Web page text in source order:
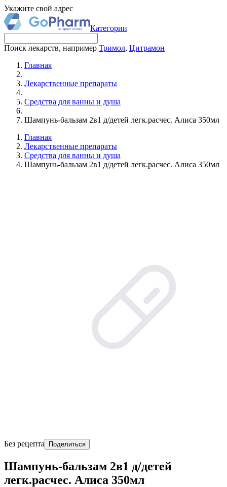
Укажите свой адрес
Категории
Поиск лекарств, например Тримол, Цитрамон
Главная
Лекарственные препараты
Средства для ванны и душа
Шампунь-бальзам 2в1 д/детей легк.расчес. Алиса 350мл
Главная
Лекарственные препараты
Средства для ванны и душа
Шампунь-бальзам 2в1 д/детей легк.расчес. Алиса 350мл
Без рецепта Поделиться
Шампунь-бальзам 2в1 д/детей
легк.расчес. Алиса 350мл